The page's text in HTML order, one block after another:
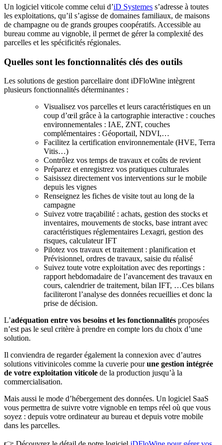
Un logiciel viticole comme celui d’iD Systemes s’adresse à toutes
les exploitations, qu’il s’agisse de domaines familiaux, de maisons
de champagne ou de grands groupes coopératifs. Accessible au
bureau comme au vignoble, il permet de gérer la complexité des
parcelles et les spécificités régionales.
Quelles sont les fonctionnalités clés des outils
Les solutions de gestion parcellaire dont iDFloWine intègrent
plusieurs fonctionnalités déterminantes :
Visualisez vos parcelles et leurs caractéristiques en un
coup d’œil grâce à la cartographie interactive : couches
environnementales : IAE, ZNT, couches
complémentaires : Géoportail, NDVI,…
Facilitez la certification environnementale (HVE, Terra
Vitis…)
Contrôlez vos temps de travaux et coûts de revient
Préparez et enregistrez vos pratiques culturales
Saisissez directement vos interventions sur le mobile
depuis les vignes
Renseignez les fiches de visite tout au long de la
campagne
Suivez votre traçabilité : achats, gestion des stocks et
inventaires, mouvements de stocks, base intrant avec
caractéristiques réglementaires Lexagri, gestion des
risques, calculateur IFT
Pilotez vos travaux et traitement : planification et
Prévisionnel, ordres de travaux, saisie du réalisé
Suivez toute votre exploitation avec des reportings :
rapport hebdomadaire de l’avancement des travaux en
cours, calendrier de traitement, bilan IFT, …Ces bilans
faciliteront l’analyse des données recueillies et donc la
prise de décision.
L’adéquation entre vos besoins et les fonctionnalités proposées
n’est pas le seul critère à prendre en compte lors du choix d’une
solution.
Il conviendra de regarder également la connexion avec d’autres
solutions vitivinicoles comme la cuverie pourune gestion intégrée
de votre exploitation viticole de la production jusqu’à la
commercialisation.
Mais aussi le mode d’hébergement des données. Un logiciel SaaS
vous permettra de suivre votre vignoble en temps réel où que vous
soyez : depuis votre ordinateur au bureau et depuis votre mobile
dans les parcelles.